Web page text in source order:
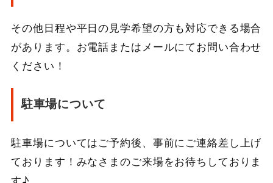
その他日程や平日の見学希望の方も対応できる場合
があります。お電話またはメールにてお問い合わせ
ください！
駐車場について
駐車場についてはご予約後、事前にご連絡差し上げ
ております！みなさまのご来場をお待ちしておりま
す♪